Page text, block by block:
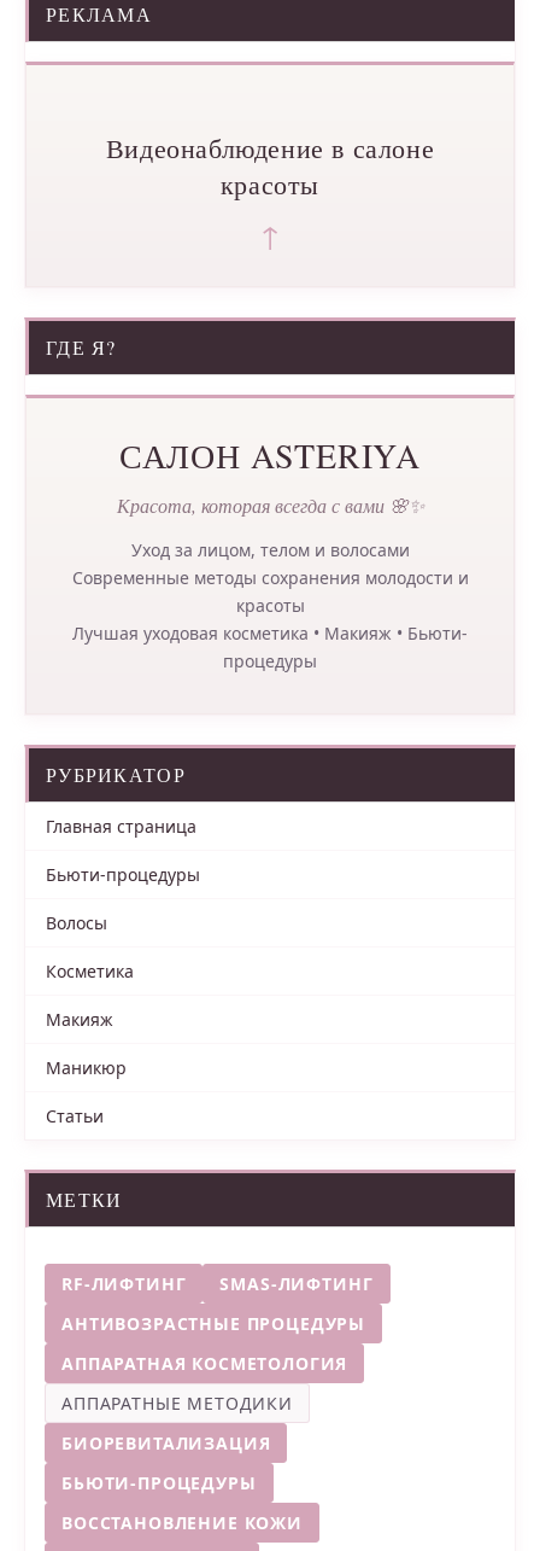
РЕКЛАМА
Видеонаблюдение в салоне
красоты
↑
ГДЕ Я?
САЛОН ASTERIYA
Красота, которая всегда с вами 🌸✨
Уход за лицом, телом и волосами
Современные методы сохранения молодости и
красоты
Лучшая уходовая косметика • Макияж • Бьюти-
процедуры
РУБРИКАТОР
Главная страница
Бьюти-процедуры
Волосы
Косметика
Макияж
Маникюр
Статьи
МЕТКИ
RF-ЛИФТИНГ
SMAS-ЛИФТИНГ
АНТИВОЗРАСТНЫЕ ПРОЦЕДУРЫ
АППАРАТНАЯ КОСМЕТОЛОГИЯ
АППАРАТНЫЕ МЕТОДИКИ
БИОРЕВИТАЛИЗАЦИЯ
БЬЮТИ-ПРОЦЕДУРЫ
ВОССТАНОВЛЕНИЕ КОЖИ